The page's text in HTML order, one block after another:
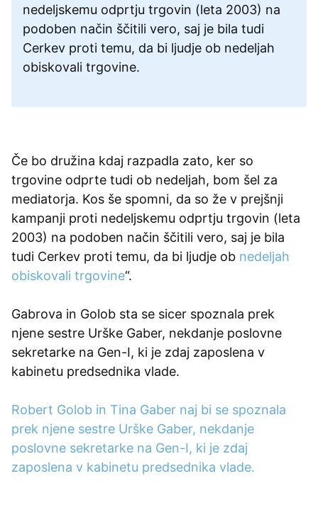
nedeljskemu odprtju trgovin (leta 2003) na
podoben način ščitili vero, saj je bila tudi
Cerkev proti temu, da bi ljudje ob nedeljah
obiskovali trgovine.
Če bo družina kdaj razpadla zato, ker so
trgovine odprte tudi ob nedeljah, bom šel za
mediatorja. Kos še spomni, da so že v prejšnji
kampanji proti nedeljskemu odprtju trgovin (leta
2003) na podoben način ščitili vero, saj je bila
tudi Cerkev proti temu, da bi ljudje ob nedeljah
obiskovali trgovine“.
Gabrova in Golob sta se sicer spoznala prek
njene sestre Urške Gaber, nekdanje poslovne
sekretarke na Gen-I, ki je zdaj zaposlena v
kabinetu predsednika vlade.
Robert Golob in Tina Gaber naj bi se spoznala
prek njene sestre Urške Gaber, nekdanje
poslovne sekretarke na Gen-I, ki je zdaj
zaposlena v kabinetu predsednika vlade.